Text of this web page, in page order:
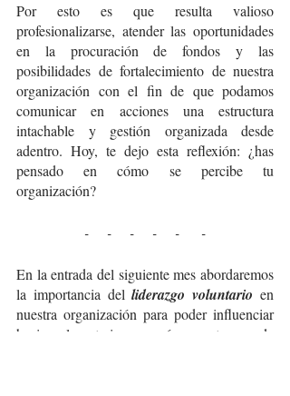
Por esto es que resulta valioso
profesionalizarse, atender las oportunidades
en la procuración de fondos y las
posibilidades de fortalecimiento de nuestra
organización con el fin de que podamos
comunicar en acciones una estructura
intachable y gestión organizada desde
adentro. Hoy, te dejo esta reflexión: ¿has
pensado en cómo se percibe tu
organización?
-     -     -     -     -      -
En la entrada del siguiente mes abordaremos
la importancia del liderazgo voluntario en
nuestra organización para poder influenciar
hacia el exterior y cómo esto puede